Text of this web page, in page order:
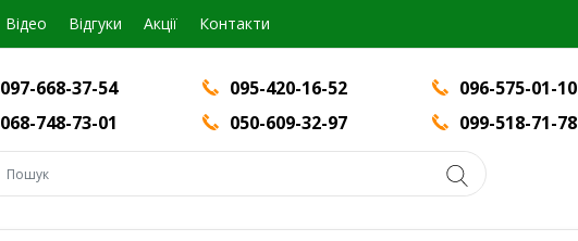
Вiдео Відгуки Акції Контакти
097-668-37-54 095-420-16-52
096-575-01-10
068-748-73-01
050-609-32-97 099-518-71-78